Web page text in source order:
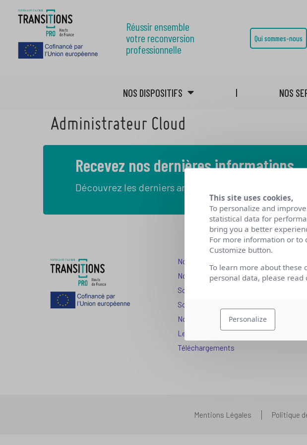
Réussir ensemble
votre reconversion
professionnelle
Qui sommes-nous
NOS DISPOSITIFS NOS
Administrateur Cloud
Recevez nos dernières informations
Découvrez les derniers articles de notre blog
Nos dispositifs pour se reconvertir
Nos solutions aux entreprises
Solution Compétences IA
Solution Seniors+
Nos services aux organismes de
Les questions que vous vous posez
Téléchargements
Mentions Légales Politique
This site uses cookies,
To personalize and
statistical data for
bring you a better
For more information or to
Customize button.
To learn more about these
personal data, please read
Personalize